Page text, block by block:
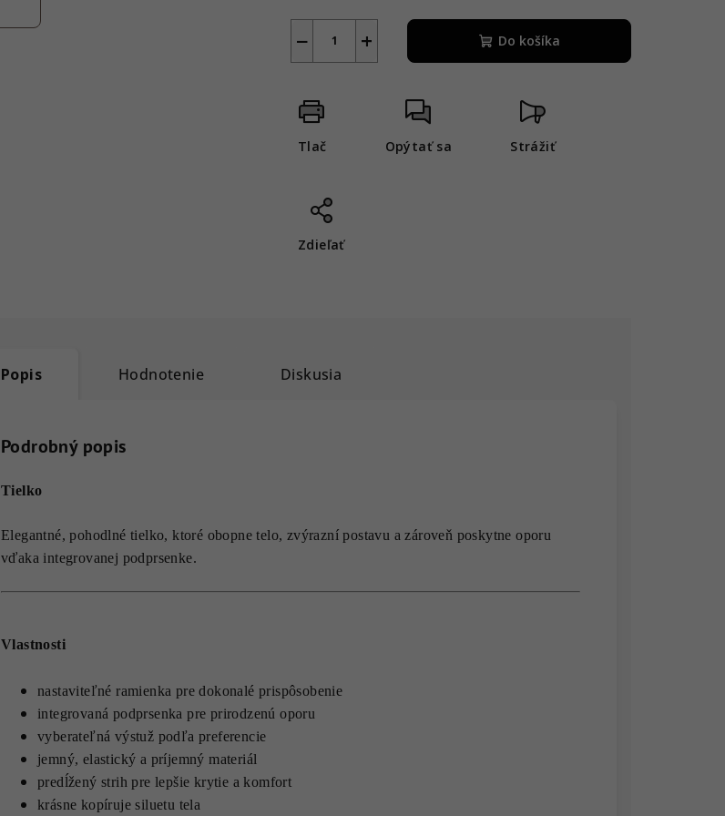
+
− Do košíka
Tlač Opýtať sa Strážiť
Zdieľať
Popis Hodnotenie Diskusia
Podrobný popis
Tielko
Elegantné, pohodlné tielko, ktoré obopne telo, zvýrazní postavu a zároveň poskytne oporu
vďaka integrovanej podprsenke.
Vlastnosti
nastaviteľné ramienka pre dokonalé prispôsobenie
integrovaná podprsenka pre prirodzenú oporu
vyberateľná výstuž podľa preferencie
jemný, elastický a príjemný materiál
predĺžený strih pre lepšie krytie a komfort
krásne kopíruje siluetu tela